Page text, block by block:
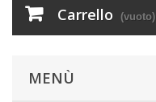
Carrello (vuoto)
MENÙ